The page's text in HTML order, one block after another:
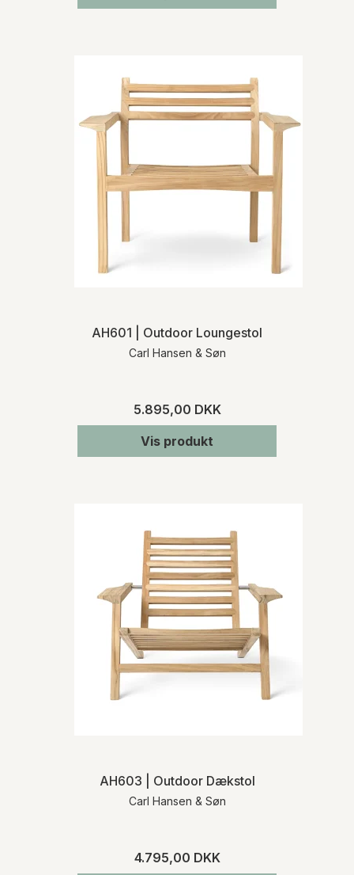
AH601 | Outdoor Loungestol
Carl Hansen & Søn
5.895,00 DKK
Vis produkt
AH603 | Outdoor Dækstol
Carl Hansen & Søn
4.795,00 DKK